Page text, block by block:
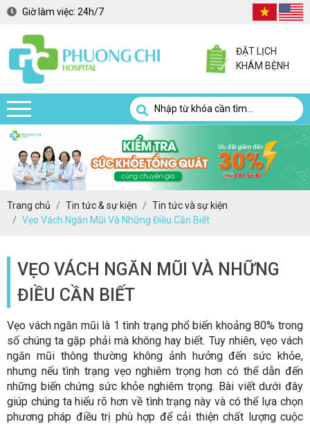
Giờ làm việc: 24h/7
ĐẶT LỊCH
KHÁM BỆNH
Trang chủ Tin tức & sự kiện
Tin tức và sự kiện
Vẹo Vách Ngăn Mũi Và Những Điều Cần Biết
VẸO VÁCH NGĂN MŨI VÀ NHỮNG
ĐIỀU CẦN BIẾT
Vẹo vách ngăn mũi là 1 tình trạng phổ biến khoảng 80% trong
số chúng ta gặp phải mà không hay biết. Tuy nhiên, vẹo vách
ngăn mũi thông thường không ảnh hưởng đến sức khỏe,
nhưng nếu tình trạng vẹo nghiêm trọng hơn có thể dẫn đến
những biến chứng sức khỏe nghiêm trọng. Bài viết dưới đây
giúp chúng ta hiểu rõ hơn về tình trạng này và có thể lựa chọn
phương pháp điều trị phù hợp để cải thiện chất lượng cuộc